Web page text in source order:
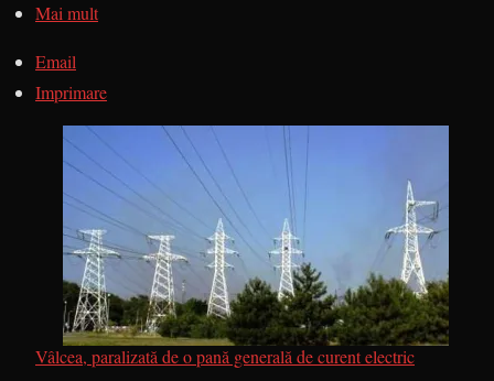
Mai mult
Email
Imprimare
Vâlcea, paralizată de o pană generală de curent electric